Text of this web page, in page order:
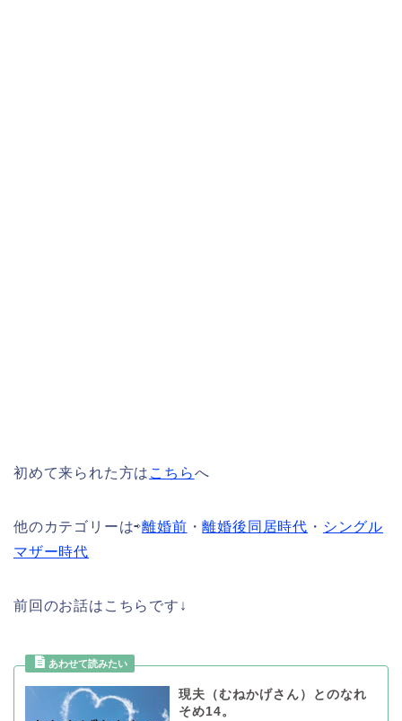
初めて来られた方は こちらへ
他のカテゴリーは⇨離婚前 ・離婚後同居時代 ・ シングル
マザー時代
前回のお話はこちらです↓
現夫（むねかげさん）とのなれ
そめ14。